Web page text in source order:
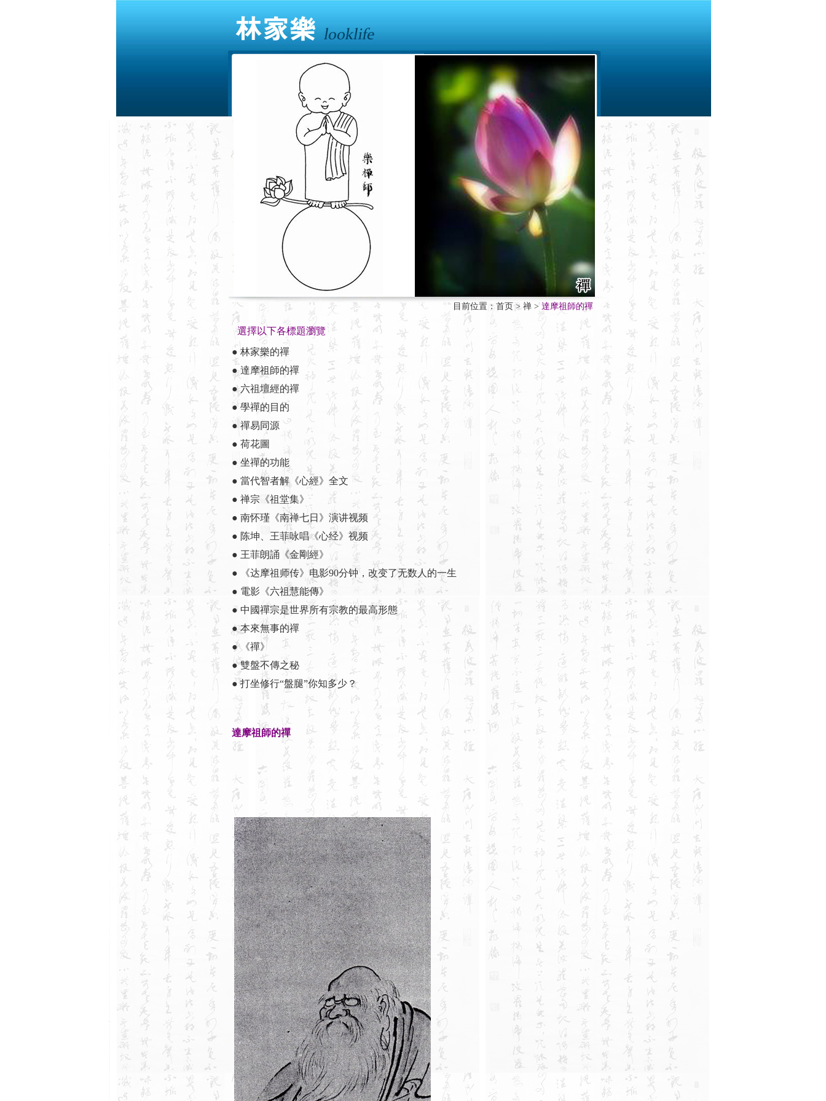
目前位置： 首页> 禅 > 達摩祖師的禪
選擇以下各標題瀏覽
● 林家樂的禪
● 達摩祖師的禪
● 六祖壇經的禪
● 學禪的目的
● 禪易同源
● 荷花圖
● 坐禪的功能
● 當代智者解《心經》全文
● 禅宗《祖堂集》
● 南怀瑾《南禅七日》演讲视频
● 陈坤、王菲咏唱《心经》视频
● 王菲朗誦《金剛經》
● 《达摩祖师传》电影90分钟，改变了无数人的一生
● 電影《六祖慧能傳》
● 中國禪宗是世界所有宗教的最高形態
● 本來無事的禪
● 《禪》
● 雙盤不傳之秘
● 打坐修行“盤腿”你知多少？
達摩祖師的禪